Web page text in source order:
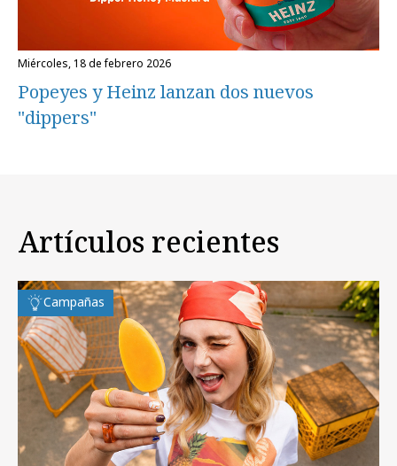
miércoles, 18 de febrero 2026
Popeyes y Heinz lanzan dos nuevos
"dippers"
Artículos recientes
Campañas